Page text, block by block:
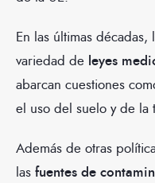
En las últimas
variedad de leyes
abarcan cuestiones
el uso del suelo y de la
Además de otras
las fuentes de